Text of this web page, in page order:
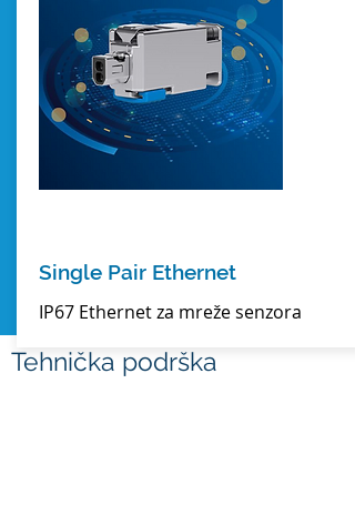
Tehnička podrška
zgradu ili industrijsko postrojenje
DETALJNIJE
Single Pair Ethernet
IP67 Ethernet za mreže senzora